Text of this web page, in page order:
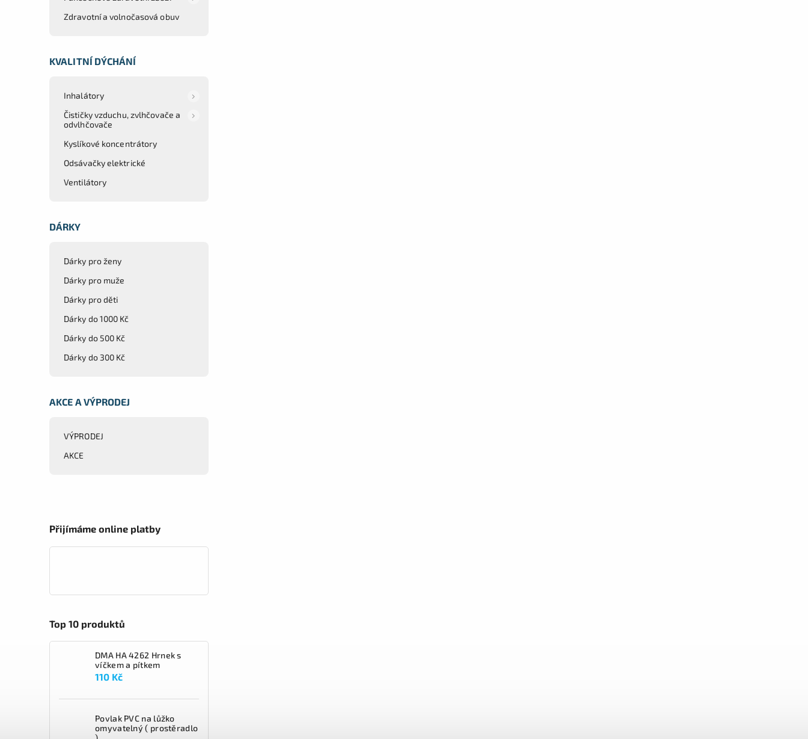
Zdravotní a volnočasová obuv
KVALITNÍ DÝCHÁNÍ
Inhalátory
Čističky vzduchu, zvlhčovače a
odvlhčovače
Kyslíkové koncentrátory
Odsávačky elektrické
Ventilátory
DÁRKY
Dárky pro ženy
Dárky pro muže
Dárky pro děti
Dárky do 1000 Kč
Dárky do 500 Kč
Dárky do 300 Kč
AKCE A VÝPRODEJ
VÝPRODEJ
AKCE
Přijímáme online platby
Top 10 produktů
DMA HA 4262 Hrnek s
víčkem a pítkem
110 Kč
Povlak PVC na lůžko
omyvatelný ( prostěradlo